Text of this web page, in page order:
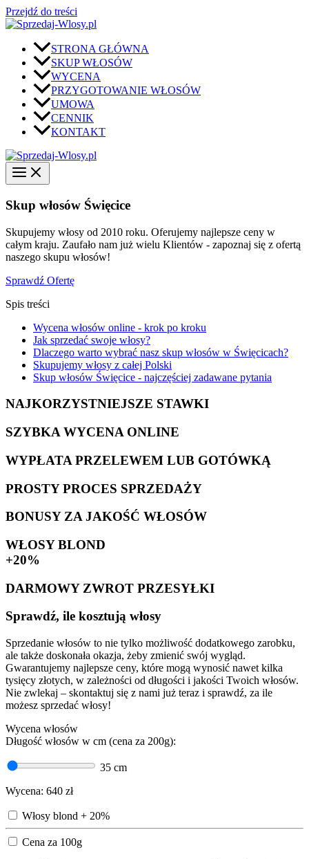
Przejdź do treści
STRONA GŁÓWNA
SKUP WŁOSÓW
WYCENA
PRZYGOTOWANIE WŁOSÓW
UMOWA
CENNIK
KONTAKT
Skup włosów Święcice
Skupujemy włosy od 2010 roku. Oferujemy najlepsze ceny w
całym kraju. Zaufało nam już wielu Klientów - zapoznaj się z ofertą
naszego skupu włosów!
Sprawdź Ofertę
Spis treści
Wycena włosów online - krok po kroku
Jak sprzedać swoje włosy?
Dlaczego warto wybrać nasz skup włosów w Święcicach?
Skupujemy włosy z całej Polski
Skup włosów Święcice - najczęściej zadawane pytania
NAJKORZYSTNIEJSZE STAWKI
SZYBKA WYCENA ONLINE
WYPŁATA PRZELEWEM LUB GOTÓWKĄ
PROSTY PROCES SPRZEDAŻY
BONUSY ZA JAKOŚĆ WŁOSÓW
WŁOSY BLOND
+20%
DARMOWY ZWROT PRZESYŁKI
Sprawdź, ile kosztują włosy
Sprzedanie włosów to nie tylko możliwość dodatkowego zarobku,
ale także doskonała okazja, żeby zmienić swój wygląd.
Gwarantujemy najlepsze ceny, które mogą wynosić nawet kilka
tysięcy złotych, w zależności od długości i jakości Twoich włosów.
Nie zwlekaj – skontaktuj się z nami już teraz i sprawdź, za ile
możesz sprzedać włosy!
Wycena włosów
Długość włosów w cm (cena za 200g):
35 cm
Wycena: 640 zł
Włosy blond + 20%
Cena za 100g